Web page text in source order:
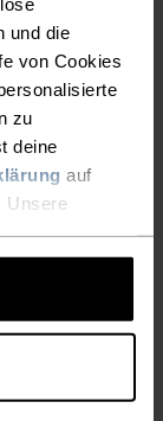
und die
von Cookies
zu
deine
auf
Unsere
DEM
deiner